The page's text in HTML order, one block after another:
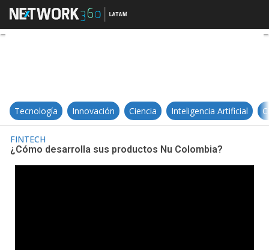
¿Cómo desarrolla sus productos
Tecnología Innovación Ciencia Inteligencia Artificial
FINTECH
¿Cómo desarrolla sus productos Nu Colombia?